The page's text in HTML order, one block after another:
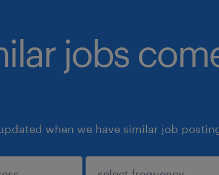
jobs
when we have similar job